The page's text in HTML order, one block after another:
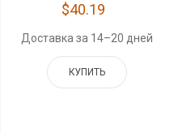
$40.19
Доставка за 14–20 дней
КУПИТЬ